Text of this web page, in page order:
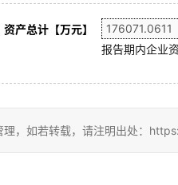
资产总计【万元】
报告期内企业
理，如若转载，请注明出处：